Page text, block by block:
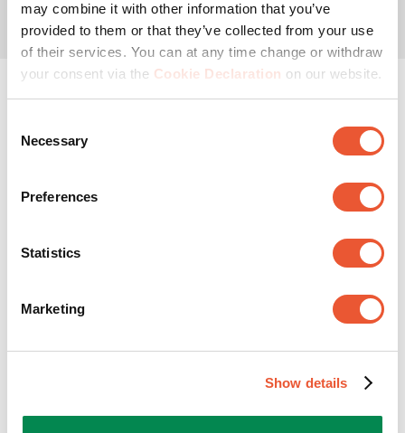
may combine it with other information that you’ve
provided to them or that they’ve collected from your use
of their services. You can at any time change or withdraw
your consent via the Cookie Declaration on our website.
Selection
Necessary
Preferences
Statistics
Marketing
Show details
TV Standaards — Plaats je
tv waar en wanneer je
Is je tv meubel aan vervanging toe? Boor je liever niet in
de muur om je tv op te hangen? Wil je je tv flexibel
kunnen verplaatsen? Dan is een tv standaard de perfecte
Een tv vloerstandaard die altijd